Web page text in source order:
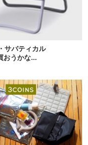
サバティカル
おうかな…